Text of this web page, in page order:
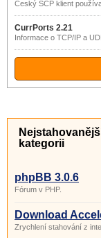
Český SCP klient
CurrPorts 2.21
Informace o TCP/IP a
kategorii
phpBB 3.0.6
Fórum v PHP.
Download
Zrychlení stahování z